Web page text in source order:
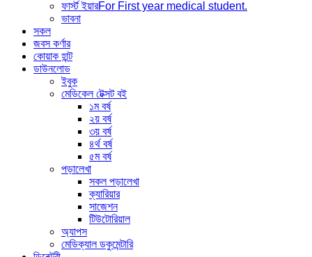
ফার্স্ট ইয়ারFor First year medical student.
ভাবনা
সকল
জবস কর্ণার
কোয়াক হান্ট
ডাউনলোড
ইবুক
মেডিকেল টেক্সট বই
১ম বর্ষ
২য় বর্ষ
৩য় বর্ষ
৪র্থ বর্ষ
৫ম বর্ষ
পড়ালেখা
সকল পড়ালেখা
ক্যারিয়ার
সাজেশন
টিউটোরিয়াল
অ্যাপস
মেডিক্যাল ডকুমেন্টারি